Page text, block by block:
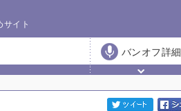
サイト
バンオフ詳細